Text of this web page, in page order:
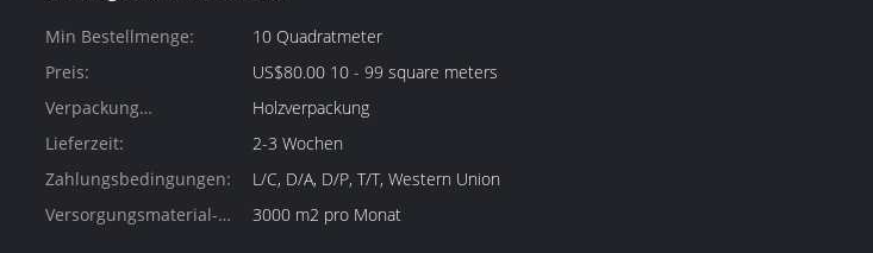
Min Bestellmenge:
10 Quadratmeter
Preis:
US$80.00 10 - 99 square meters
Verpackung
Informationen:
Holzverpackung
Lieferzeit:
2-3 Wochen
Zahlungsbedingungen:
L/C, D/A, D/P, T/T, Western Union
Versorgungsmaterial-
3000 m2 pro Monat